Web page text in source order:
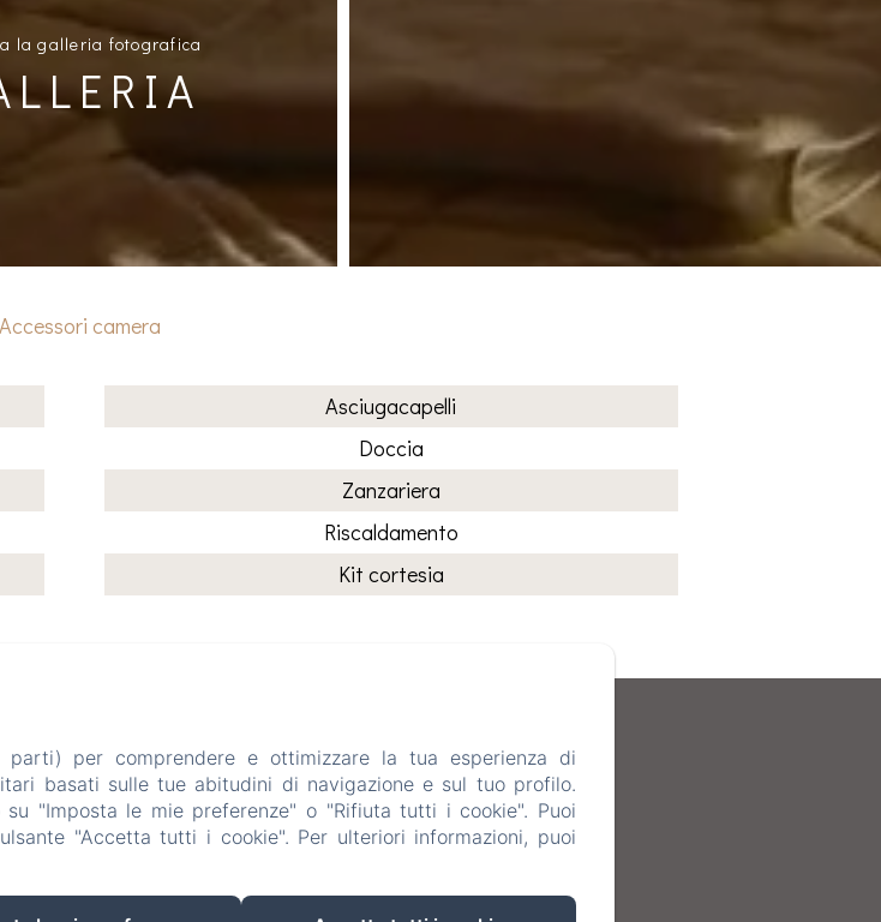
la galleria fotografica
Accessori camera
Asciugacapelli
Doccia
Zanzariera
Riscaldamento
Kit cortesia
Bed and Breakfast
Note legali
Informazioni sui cookie
Biagio di Callalta, 31048, Italia
+393383907055
per comprendere e ottimizzare la tua esperienza di
basati sulle tue abitudini di navigazione e sul tuo profilo.
"Imposta le mie preferenze" o "Rifiuta tutti i cookie". Puoi
"Accetta tutti i cookie". Per ulteriori informazioni, puoi